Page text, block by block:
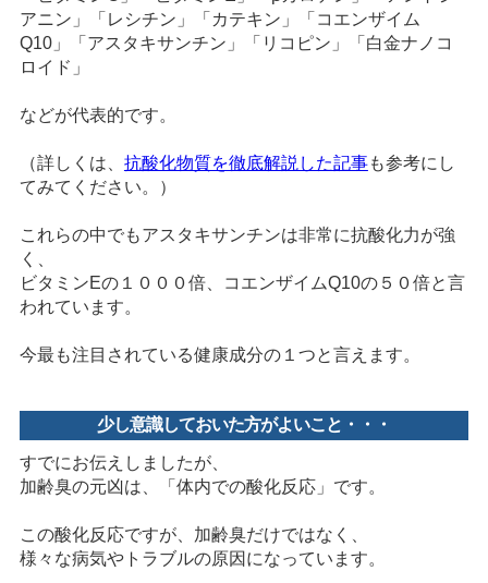
アニン」「レシチン」「カテキン」「コエンザイム
Q10」「アスタキサンチン」「リコピン」「白金ナノコ
ロイド」
などが代表的です。
（詳しくは、 抗酸化物質を徹底解説した記事も参考にし
てみてください。）
これらの中でもアスタキサンチンは非常に抗酸化力が強
く、
ビタミンEの１０００倍、コエンザイムQ10の５０倍と言
われています。
今最も注目されている健康成分の１つと言えます。
少し意識しておいた方がよいこと・・・
すでにお伝えしましたが、
加齢臭の元凶は、「体内での酸化反応」です。
この酸化反応ですが、加齢臭だけではなく、
様々な病気やトラブルの原因になっています。